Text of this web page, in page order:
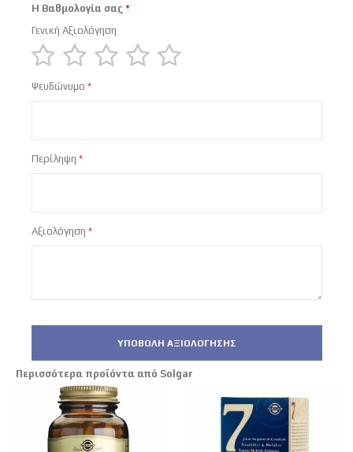
Η Βαθμολογία σας
Γενική Αξιολόγηση
star
stars
stars
stars
stars
Ψευδώνυμο
Περίληψη
Αξιολόγηση
ΥΠΟΒΟΛΉ ΑΞΙΟΛΌΓΗΣΗΣ
Περισσότερα προϊόντα από Solgar